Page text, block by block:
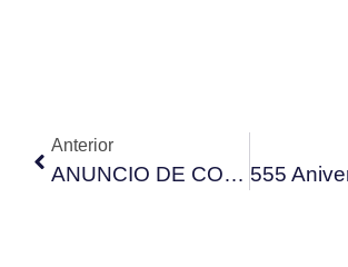
Anterior
ANUNCIO DE COBRANZA, TASA DE RECOGIDA DE RESIDUOS 2025 y EL IMPUESTO DE ACTIVIDADES ECONÓMICAS 2025